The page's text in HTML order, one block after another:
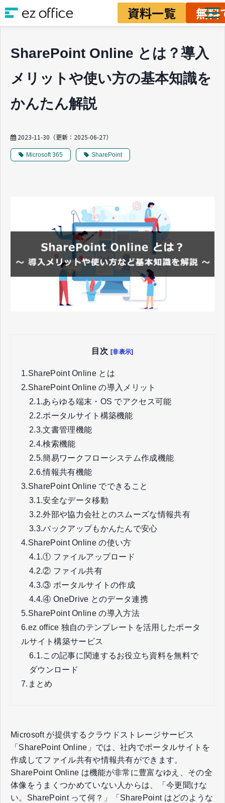
資料一覧 無料
資料ダウンロード
料金
業務改善ノウハウ
SharePoint Online とは？導入
メリットや使い方の基本知識を
かんたん解説
2023-11-30 （更新： 2025-06-27）
Microsoft 365 SharePoint
目次 [非表示]
1.SharePoint Online とは
2.SharePoint Online の導入メリット
2.1.あらゆる端末・OS でアクセス可能
2.2.ポータルサイト構築機能
2.3.文書管理機能
2.4.検索機能
2.5.簡易ワークフローシステム作成機能
2.6.情報共有機能
3.SharePoint Online でできること
3.1.安全なデータ移動
3.2.外部や協力会社とのスムーズな情報共有
3.3.バックアップもかんたんで安心
4.SharePoint Online の使い方
4.1.① ファイルアップロード
4.2.② ファイル共有
4.3.③ ポータルサイトの作成
4.4.④ OneDrive とのデータ連携
5.SharePoint Online の導入方法
6.ez office 独自のテンプレートを活用したポータ
ルサイト構築サービス
6.1.この記事に関連するお役立ち資料を無料で
ダウンロード
7. まとめ
Microsoft が提供するクラウドストレージサービス
「SharePoint Online」では、社内でポータルサイトを
作成してファイル共有や情報共有ができます。
SharePoint Online は機能が非常に豊富なゆえ、その全
体像をうまくつかめていない人からは、「今更聞けな
い。SharePoint って何？」「SharePoint はどのような